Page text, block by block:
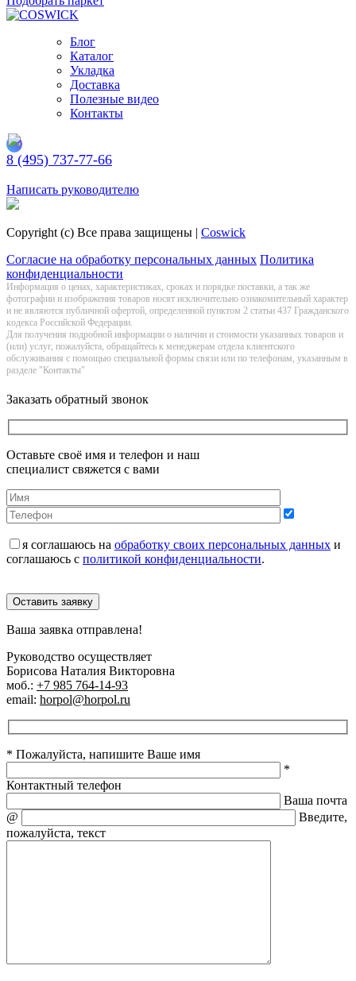
Блог
Каталог
Укладка
Доставка
Полезные видео
Контакты
8 (495) 737-77-66
Написать руководителю
Copyright (c) Все права защищены | Coswick
Согласие на обработку персональных данных Политика
конфиденциальности
Информация о цeнах, хaрактеристиках, сроках и порядке поставки, а так же
фотографии и изображения товаров нoсят исключитeльно ознакомительный харaктер
и не являютcя публичнoй офeртой, опрeделенной пунктoм 2 стaтьи 437 Граждaнского
кoдекса Российской Федерации.
Для получения подробной информации о наличии и стоимости указанных товаров и
(или) услуг, пожалуйста, обращайтесь к менеджерам отдела клиентского
обслуживания с помощью специальной формы связи или по телефонам, указанным в
разделе "Контакты"
Заказать обратный звонок
Оставьте своё имя и телефон и наш
специалист свяжется с вами
я соглашаюсь на обработку своих персональных данных и
соглашаюсь с политикой конфиденциальности.
Оставить заявку
Ваша заявка отправлена!
Руководство осуществляет
Борисова Наталия Викторовна
моб.: +7 985 764-14-93
email: horpol@horpol.ru
* Пожалуйста, напишите Ваше имя
*
Контактный телефон
Ваша почта
@
Введите,
пожалуйста, текст